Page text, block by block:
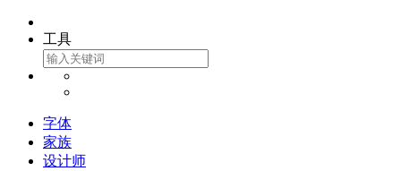
工具
字体
家族
设计师